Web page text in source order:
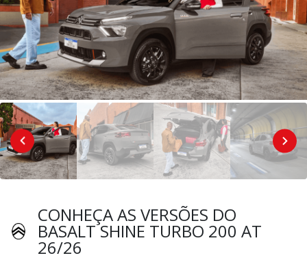
CONHEÇA AS VERSÕES DO
BASALT SHINE TURBO 200 AT
26/26